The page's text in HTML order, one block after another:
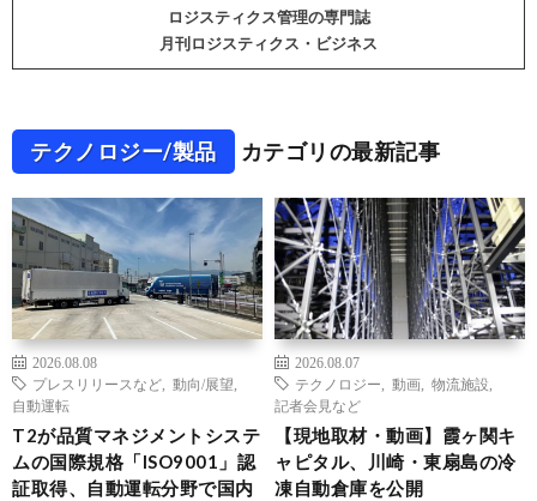
ロジスティクス管理の専門誌
月刊ロジスティクス・ビジネス
テクノロジー/製品 カテゴリの最新記事
2026.08.08
プレスリリースなど
動向/展望
自動運転
T2が品質マネジメントシステ
ムの国際規格「ISO9001」認
証取得、自動運転分野で国内
2026.08.07
テクノロジー
動画 物流施設
記者会見など
【現地取材・動画】霞ヶ関キ
ャピタル、川崎・東扇島の冷
凍自動倉庫を公開